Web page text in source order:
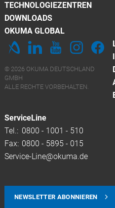
TECHNOLOGIEZENTREN
DOWNLOADS
OKUMA GLOBAL
© 2026 OKUMA DEUTSCHLAND
GMBH
ALLE RECHTE VORBEHALTEN.
ServiceLine
Tel.: 0800 - 1001 - 510
Fax: 0800 - 5895 - 015
Service-Line@okuma.de
NEWSLETTER ABONNIEREN